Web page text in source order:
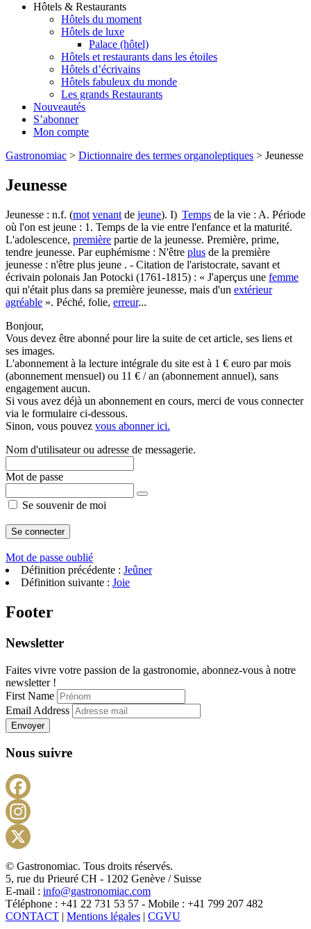
Hôtels & Restaurants
Hôtels du moment
Hôtels de luxe
Palace (hôtel)
Hôtels et restaurants dans les étoiles
Hôtels d’écrivains
Hôtels fabuleux du monde
Les grands Restaurants
Nouveautés
S’abonner
Mon compte
Gastronomiac > Dictionnaire des termes organoleptiques > Jeunesse
Jeunesse
Jeunesse : n.f. (mot venant de jeune). I) Temps de la vie : A. Période
où l'on est jeune : 1. Temps de la vie entre l'enfance et la maturité.
L'adolescence, première partie de la jeunesse. Première, prime,
tendre jeunesse. Par euphémisme : N'être plus de la première
jeunesse : n'être plus jeune . - Citation de l'aristocrate, savant et
écrivain polonais Jan Potocki (1761-1815) : « J'aperçus une femme
qui n'était plus dans sa première jeunesse, mais d'un extérieur
agréable ». Péché, folie, erreur...
Bonjour,
Vous devez être abonné pour lire la suite de cet article, ses liens et
ses images.
L'abonnement à la lecture intégrale du site est à 1 € euro par mois
(abonnement mensuel) ou 11 € / an (abonnement annuel), sans
engagement aucun.
Si vous avez déjà un abonnement en cours, merci de vous connecter
via le formulaire ci-dessous.
Sinon, vous pouvez vous abonner ici.
Nom d'utilisateur ou adresse de messagerie.
Mot de passe
Se souvenir de moi
Mot de passe oublié
Définition précédente : Jeûner
Définition suivante : Joie
Footer
Newsletter
Faites vivre votre passion de la gastronomie, abonnez-vous à notre
newsletter !
First Name
Email Address
Envoyer
Nous suivre
X
© Gastronomiac. Tous droits réservés.
5, rue du Prieuré CH - 1202 Genève / Suisse
E-mail : info@gastronomiac.com
Téléphone : +41 22 731 53 57 - Mobile : +41 799 207 482
CONTACT | Mentions légales | CGVU